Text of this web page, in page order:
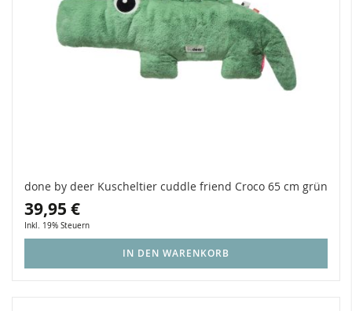
done by deer Kuscheltier cuddle friend Croco 65 cm grün
39,95 €
Inkl. 19% Steuern
IN DEN WARENKORB